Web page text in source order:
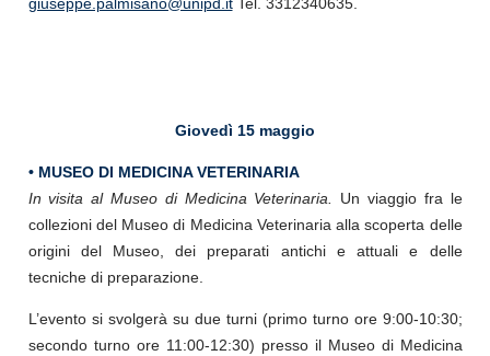
giuseppe.palmisano@unipd.itTel. 3312340635.
Giovedì 15 maggio
• MUSEO DI MEDICINA VETERINARIA
In visita al Museo di Medicina Veterinaria.
Un viaggio fra le
collezioni del Museo di Medicina Veterinaria alla scoperta delle
origini del Museo, dei preparati antichi e attuali e delle
tecniche di preparazione.
L’evento si svolgerà su due turni (primo turno ore 9:00-10:30;
secondo turno ore 11:00-12:30) presso il Museo di Medicina